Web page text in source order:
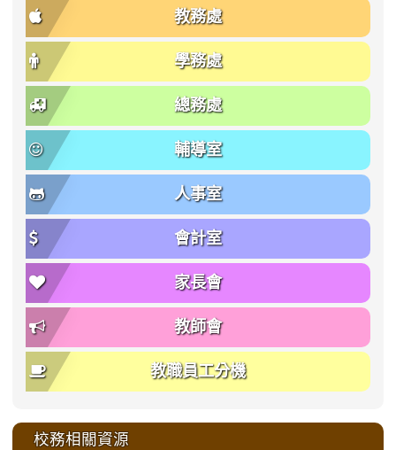
教務處
學務處
總務處
輔導室
人事室
會計室
家長會
教師會
教職員工分機
校務相關資源